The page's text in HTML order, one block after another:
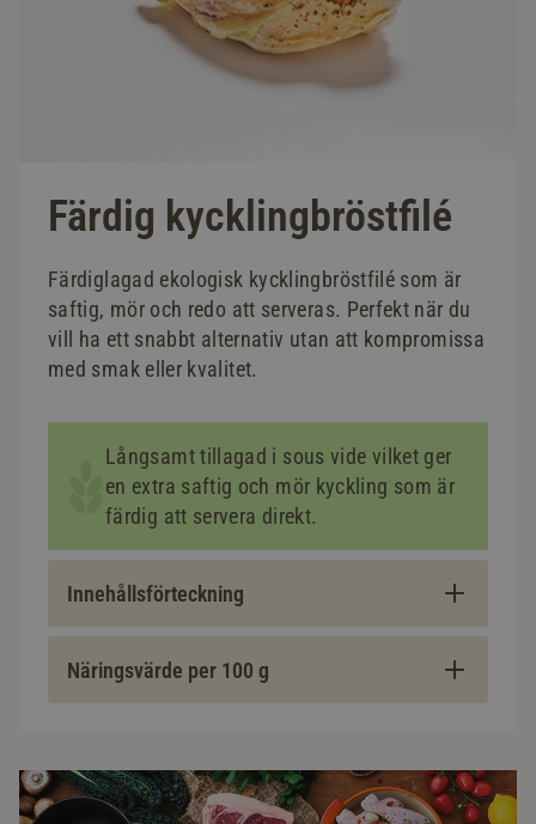
Färdig kycklingbröstfilé
Färdiglagad ekologisk kycklingbröstfilé som är
saftig, mör och redo att serveras. Perfekt när du
vill ha ett snabbt alternativ utan att kompromissa
med smak eller kvalitet.
Långsamt tillagad i sous vide vilket ger
en extra saftig och mör kyckling som är
färdig att servera direkt.
Innehållsförteckning
Näringsvärde per 100 g